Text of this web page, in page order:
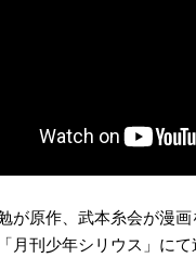
が原作、武本糸会が漫
月刊少年シリウス」に